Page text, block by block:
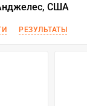
США
РЕЗУЛЬТАТЫ